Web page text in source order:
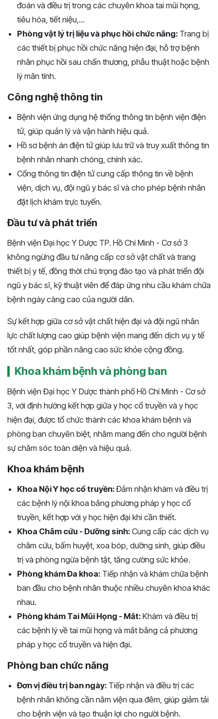
đoán và điều trị trong các chuyên khoa tai mũi họng,
tiêu hóa, tiết niệu,...
Phòng vật lý trị liệu và phục hồi chức năng: Trang bị
các thiết bị phục hồi chức năng hiện đại, hỗ trợ bệnh
nhân phục hồi sau chấn thương, phẫu thuật hoặc bệnh
lý mãn tính.
Công nghệ thông tin
Bệnh viện ứng dụng hệ thống thông tin bệnh viện điện
tử, giúp quản lý và vận hành hiệu quả.
Hồ sơ bệnh án điện tử giúp lưu trữ và truy xuất thông tin
bệnh nhân nhanh chóng, chính xác.
Cổng thông tin điện tử cung cấp thông tin về bệnh
viện, dịch vụ, đội ngũ y bác sĩ và cho phép bệnh nhân
đặt lịch khám trực tuyến.
Đầu tư và phát triển
Bệnh viện Đại học Y Dược TP. Hồ Chí Minh - Cơ sở 3
không ngừng đầu tư nâng cấp cơ sở vật chất và trang
thiết bị y tế, đồng thời chú trọng đào tạo và phát triển đội
ngũ y bác sĩ, kỹ thuật viên để đáp ứng nhu cầu khám chữa
bệnh ngày càng cao của người dân.
Sự kết hợp giữa cơ sở vật chất hiện đại và đội ngũ nhân
lực chất lượng cao giúp bệnh viện mang đến dịch vụ y tế
tốt nhất, góp phần nâng cao sức khỏe cộng đồng.
Khoa khám bệnh và phòng ban
Bệnh viện Đại học Y Dược thành phố Hồ Chí Minh - Cơ sở
3, với định hướng kết hợp giữa y học cổ truyền và y học
hiện đại, được tổ chức thành các khoa khám bệnh và
phòng ban chuyên biệt, nhằm mang đến cho người bệnh
sự chăm sóc toàn diện và hiệu quả.
Khoa khám bệnh
Khoa Nội Y học cổ truyền:Đảm nhận khám và điều trị
các bệnh lý nội khoa bằng phương pháp y học cổ
truyền, kết hợp với y học hiện đại khi cần thiết.
Khoa Châm cứu - Dưỡng sinh: Cung cấp các dịch vụ
châm cứu, bấm huyệt, xoa bóp, dưỡng sinh, giúp điều
trị và phòng ngừa bệnh tật, tăng cường sức khỏe.
Phòng khám Đa khoa: Tiếp nhận và khám chữa bệnh
ban đầu cho bệnh nhân thuộc nhiều chuyên khoa khác
nhau.
Phòng khám Tai Mũi Họng - Mắt: Khám và điều trị
các bệnh lý về tai mũi họng và mắt bằng cả phương
pháp y học cổ truyền và hiện đại.
Phòng ban chức năng
Đơn vị điều trị ban ngày: Tiếp nhận và điều trị các
bệnh nhân không cần nằm viện qua đêm, giúp giảm tải
cho bệnh viện và tạo thuận lợi cho người bệnh.